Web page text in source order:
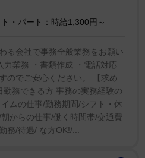
知らせいたします。
感動を与えた驚くべき人でし
チン・ブエノスアイレス生
愛、芸術への献身、精神性、
生を送りました。
・パート：時給1,300円～
る会社で事務全般業務をお願い
力業務 ・書類作成 ・電話対応
のでご安心ください。 【求め
務できる方 事務の実務経験の
ムの仕事/勤務期間/シフト・休
からの仕事/働く時間帯/交通費
務/待遇/ な方OK!/...